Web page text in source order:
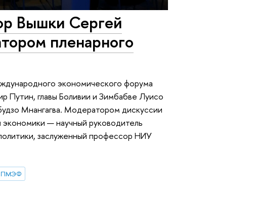
Вышки Сергей
пленарного
экономического форума
Путин, главы Боливии и Зимбабве Луисо
Мнангагва. Модератором дискуссии
— научный руководитель
заслуженный профессор НИУ
ПМЭФ